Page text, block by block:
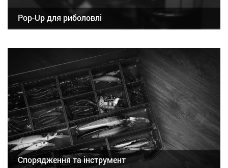
Pop-Up для риболовлі
Спорядження та інструмент